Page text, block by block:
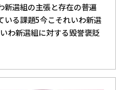
新選組の主張と存在の普遍
いる課題5今こそれいわ新選
わ新選組に対する毀誉褒貶